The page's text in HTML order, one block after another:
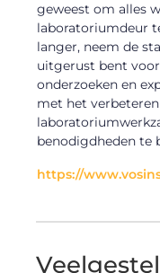
geweest om alles
laboratoriumdeur
langer, neem de
uitgerust bent
onderzoeken en
met het
benodigdheden te
https://